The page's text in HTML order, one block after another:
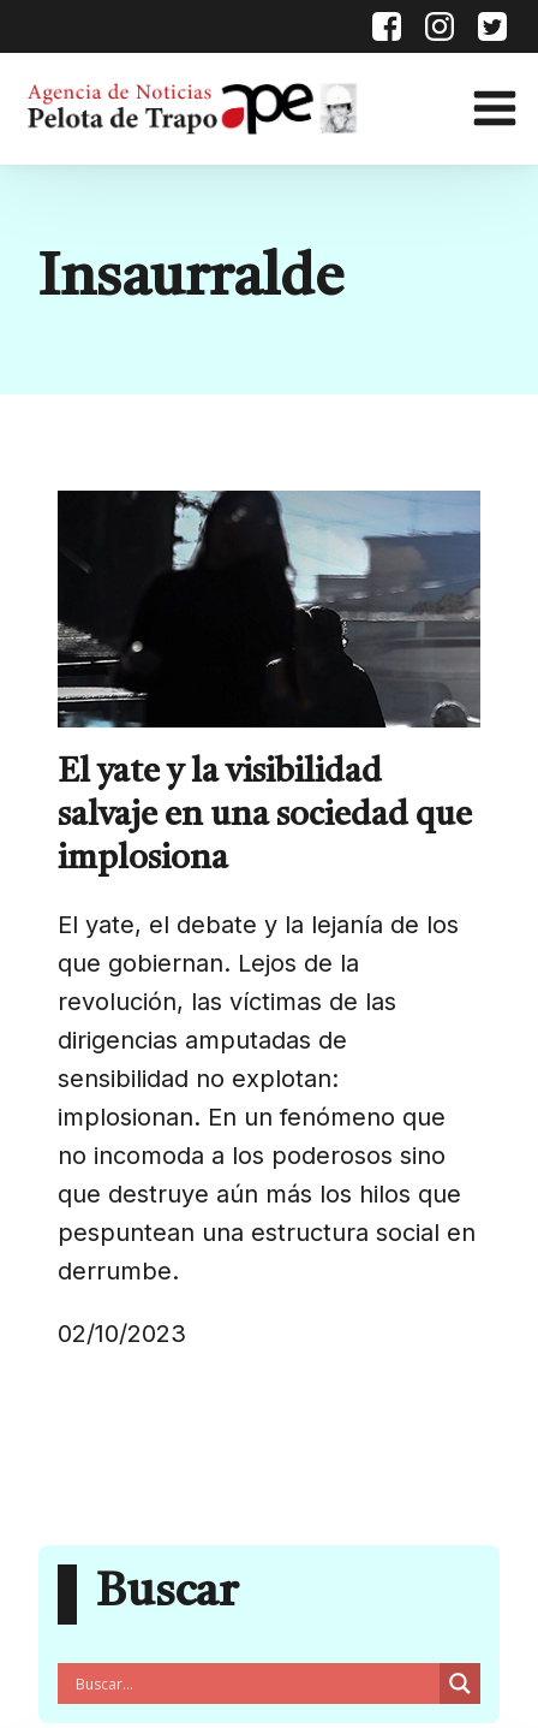
Etiqueta:
Insaurralde
El yate y la visibilidad
salvaje en una sociedad que
implosiona
El yate, el debate y la lejanía de los
que gobiernan. Lejos de la
revolución, las víctimas de las
dirigencias amputadas de
sensibilidad no explotan:
implosionan. En un fenómeno que
no incomoda a los poderosos sino
que destruye aún más los hilos que
pespuntean una estructura social en
derrumbe.
02/10/2023
Buscar